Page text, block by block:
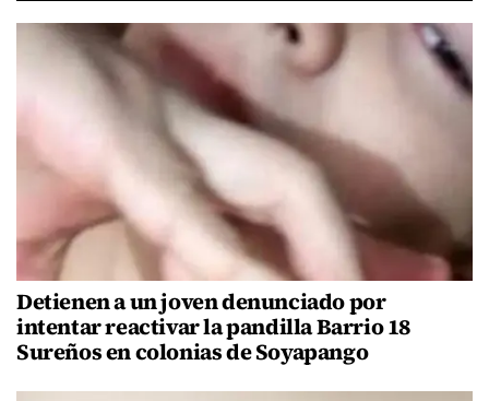
Detienen a un joven denunciado por
intentar reactivar la pandilla Barrio 18
Sureños en colonias de Soyapango